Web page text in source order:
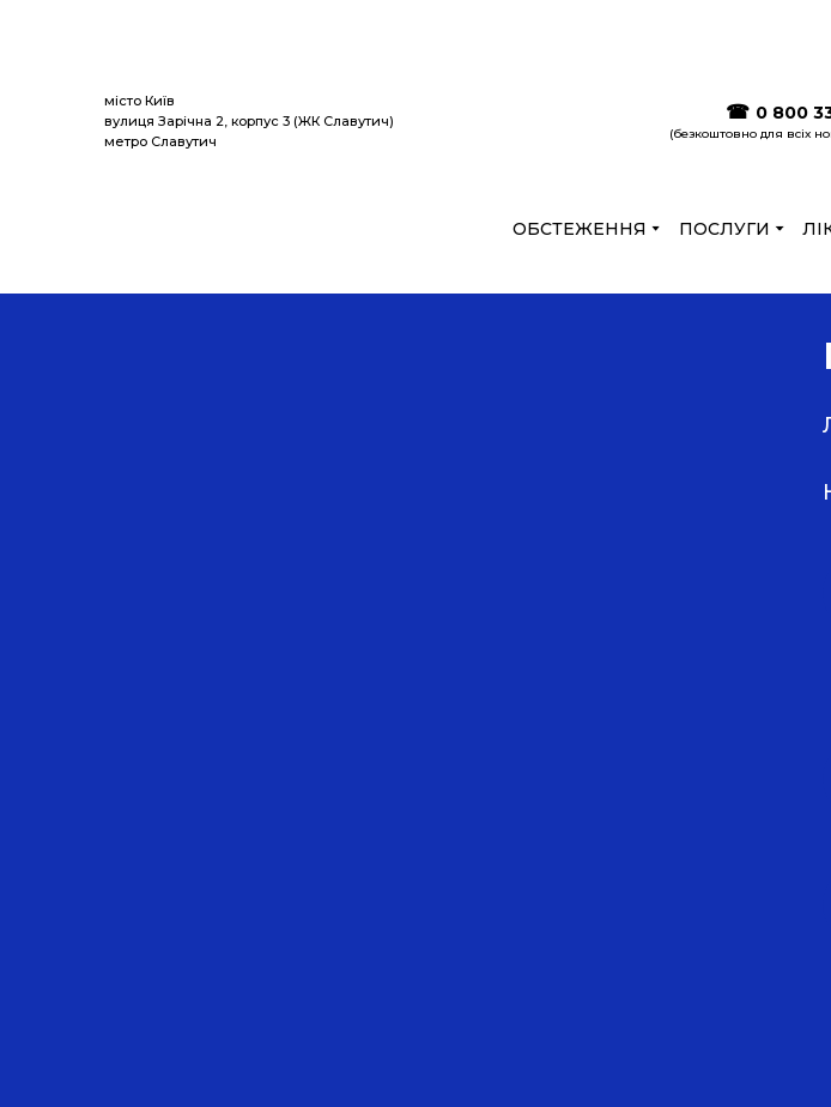
місто Київ
вулиця Зарічна 2, корпус 3 (ЖК Славутич)
метро Славутич
☎ 0 800
(безкоштовно для всіх
ОБСТЕЖЕННЯ ПОСЛУГИ